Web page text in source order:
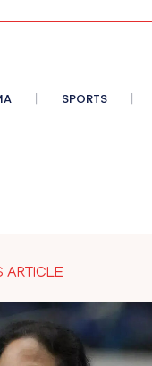
SPORTS
ARTICLE